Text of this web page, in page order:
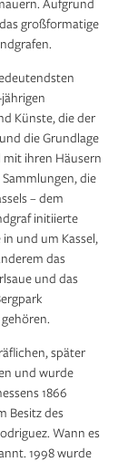
großformatige
Künste, die der
die Grundlage
mit ihren Häusern
die
– dem
initiierte
und um Kassel,
das
und das
später
und wurde
1866
Besitz des
Wann es
1998 wurde